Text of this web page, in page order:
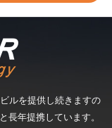
ルを提供し続きますの
長年提携しています。